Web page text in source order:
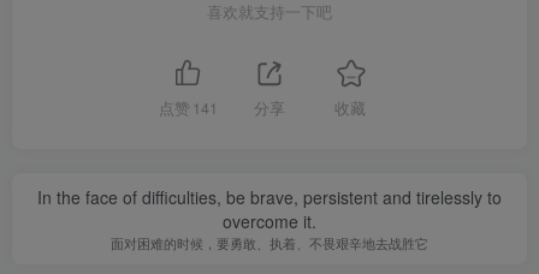
喜欢就支持一下吧
点赞 141 分享 收藏
In the face of difficulties, be brave, persistent and tirelessly to
overcome it.
面对困难的时候，要勇敢、执着、不畏艰辛地去战胜它